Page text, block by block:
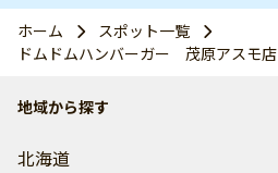
ホーム
スポット一覧
ドムドムハンバーガー 茂原アスモ店
地域から探す
北海道